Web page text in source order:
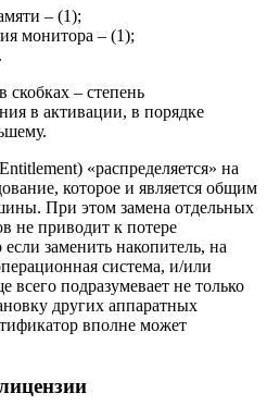
– (1);
монитора – (1);
– степень
в активации, в порядке
«распределяется» на
которое и является общим
При этом замена отдельных
не приводит к потере
заменить накопитель, на
система, и/или
всего подразумевает не только
других аппаратных
вполне может